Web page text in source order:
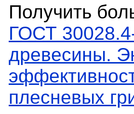
Получить
ГОСТ
древесины.
плесневых